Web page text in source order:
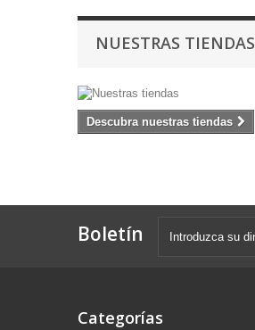
NUESTRAS TIENDAS
Descubra nuestras tiendas
Boletín
Categorías